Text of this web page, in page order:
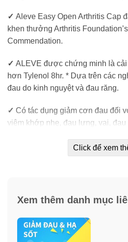
✓ Aleve Easy Open Arthritis Cap
khen thưởng Arthritis
Commendation.
✓ ALEVE được chứng minh là
hơn Tylenol 8hr. * Dựa trên các
đau do kinh nguyệt và đau răng.
✓ Có tác dụng giảm cơn đau đối
viêm khớp nhẹ, đau lưng, vai,
Click để xem
Xem thêm danh mục